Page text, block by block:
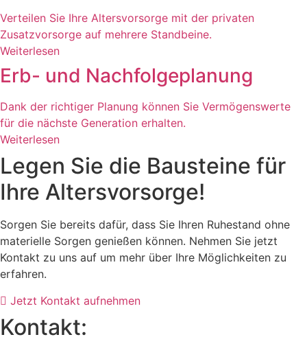
Verteilen Sie Ihre Altersvorsorge mit der privaten
Zusatzvorsorge auf mehrere Standbeine.
Weiterlesen
Erb- und Nachfolgeplanung
Dank der richtiger Planung können Sie Vermögens­werte
für die nächste Generation erhalten.
Weiterlesen
Legen Sie die Bausteine für
Ihre Altersvorsorge!
Sorgen Sie bereits dafür, dass Sie Ihren Ruhestand ohne
materielle Sorgen genießen können. Nehmen Sie jetzt
Kontakt zu uns auf um mehr über Ihre Möglichkeiten zu
erfahren.
Jetzt Kontakt aufnehmen
Kontakt: